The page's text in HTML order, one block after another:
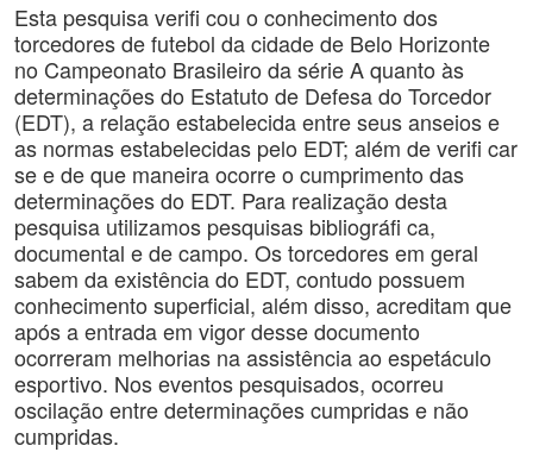
Esta pesquisa verifi cou o conhecimento dos
torcedores de futebol da cidade de Belo Horizonte
no Campeonato Brasileiro da série A quanto às
determinações do Estatuto de Defesa do Torcedor
(EDT), a relação estabelecida entre seus anseios e
as normas estabelecidas pelo EDT; além de verifi car
se e de que maneira ocorre o cumprimento das
determinações do EDT. Para realização desta
pesquisa utilizamos pesquisas bibliográfi ca,
documental e de campo. Os torcedores em geral
sabem da existência do EDT, contudo possuem
conhecimento superficial, além disso, acreditam que
após a entrada em vigor desse documento
ocorreram melhorias na assistência ao espetáculo
esportivo. Nos eventos pesquisados, ocorreu
oscilação entre determinações cumpridas e não
cumpridas.